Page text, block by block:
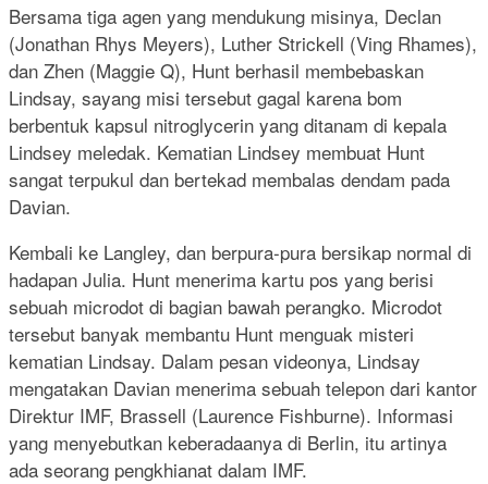
Bersama tiga agen yang mendukung misinya, Declan
(Jonathan Rhys Meyers), Luther Strickell (Ving Rhames),
dan Zhen (Maggie Q), Hunt berhasil membebaskan
Lindsay, sayang misi tersebut gagal karena bom
berbentuk kapsul nitroglycerin yang ditanam di kepala
Lindsey meledak. Kematian Lindsey membuat Hunt
sangat terpukul dan bertekad membalas dendam pada
Davian.
Kembali ke Langley, dan berpura-pura bersikap normal di
hadapan Julia. Hunt menerima kartu pos yang berisi
sebuah microdot di bagian bawah perangko. Microdot
tersebut banyak membantu Hunt menguak misteri
kematian Lindsay. Dalam pesan videonya, Lindsay
mengatakan Davian menerima sebuah telepon dari kantor
Direktur IMF, Brassell (Laurence Fishburne). Informasi
yang menyebutkan keberadaanya di Berlin, itu artinya
ada seorang pengkhianat dalam IMF.